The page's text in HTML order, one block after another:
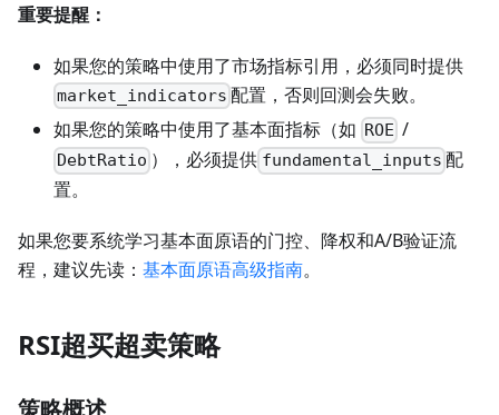
重要提醒：
如果您的策略中使用了市场指标引用，必须同时提供
market_indicators 配置，否则回测会失败。
如果您的策略中使用了基本面指标（如 ROE /
DebtRatio ），必须提供 fundamental_inputs 配
置。
如果您要系统学习基本面原语的门控、降权和A/B验证流
程，建议先读： 基本面原语高级指南。
RSI超买超卖策略